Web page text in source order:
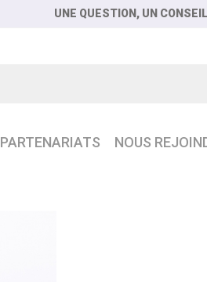
UNE QUESTION, UN
PARTENARIATS NOUS